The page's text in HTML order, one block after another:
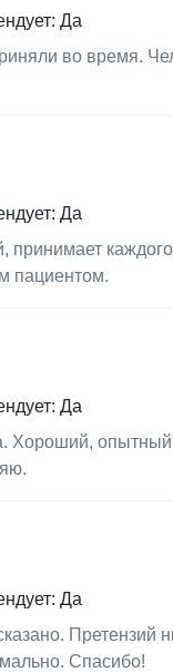
Да
во время.
Да
пациентом.
Да
Хороший,
Да
Претензий
Спасибо!